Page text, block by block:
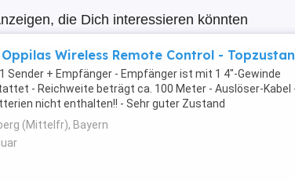
die Dich interessieren könnten
Oppilas Wireless Remote Control -
Sender + Empfänger - Empfänger ist mit 1 4"-Gewinde
- Reichweite beträgt ca. 100 Meter - Auslöser-Kabel
nicht enthalten!! - Sehr guter Zustand
(Mittelfr), Bayern